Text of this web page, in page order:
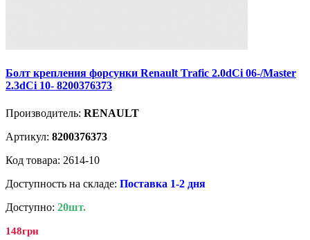
Болт крепления форсунки Renault Trafic 2.0dCi 06-/Master
2.3dCi 10- 8200376373
Производитель: RENAULT
Артикул: 8200376373
Код товара: 2614-10
Доступность на складе: Поставка 1-2 дня
Доступно: 20шт.
148грн